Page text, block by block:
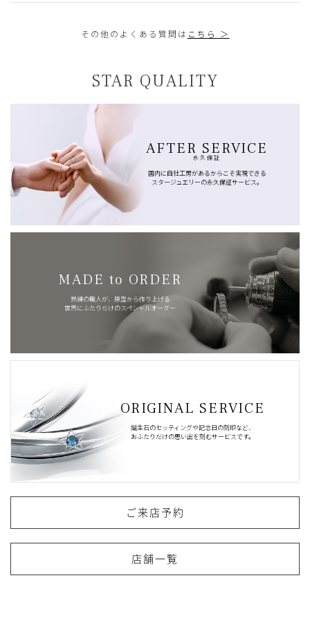
その他のよくある質問は こちら ＞
STAR QUALITY
AFTER SERVICE
永久保証
国内に自社工房があるからこそ実現できる
スタージュエリーの永久保証サービス。
MADE to ORDER
熟練の職人が、原型から作り上げる
世界にふたりだけのスペシャルオーダー
ORIGINAL SERVICE
誕生石のセッティングや記念日の刻印など、
おふたりだけの思い出を刻むサービスです。
ご来店予約
店舗一覧